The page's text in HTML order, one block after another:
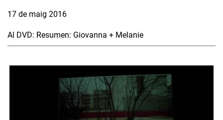
17 de maig 2016
Al DVD: Resumen: Giovanna + Melanie